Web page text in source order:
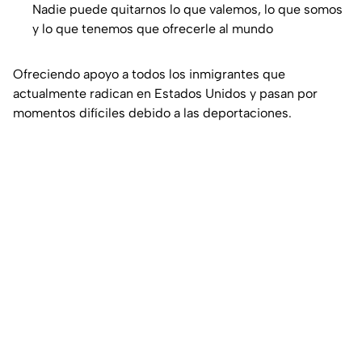
Nadie puede quitarnos lo que valemos, lo que somos
y lo que tenemos que ofrecerle al mundo
Ofreciendo apoyo a todos los inmigrantes que
actualmente radican en Estados Unidos y pasan por
momentos difíciles debido a las deportaciones.